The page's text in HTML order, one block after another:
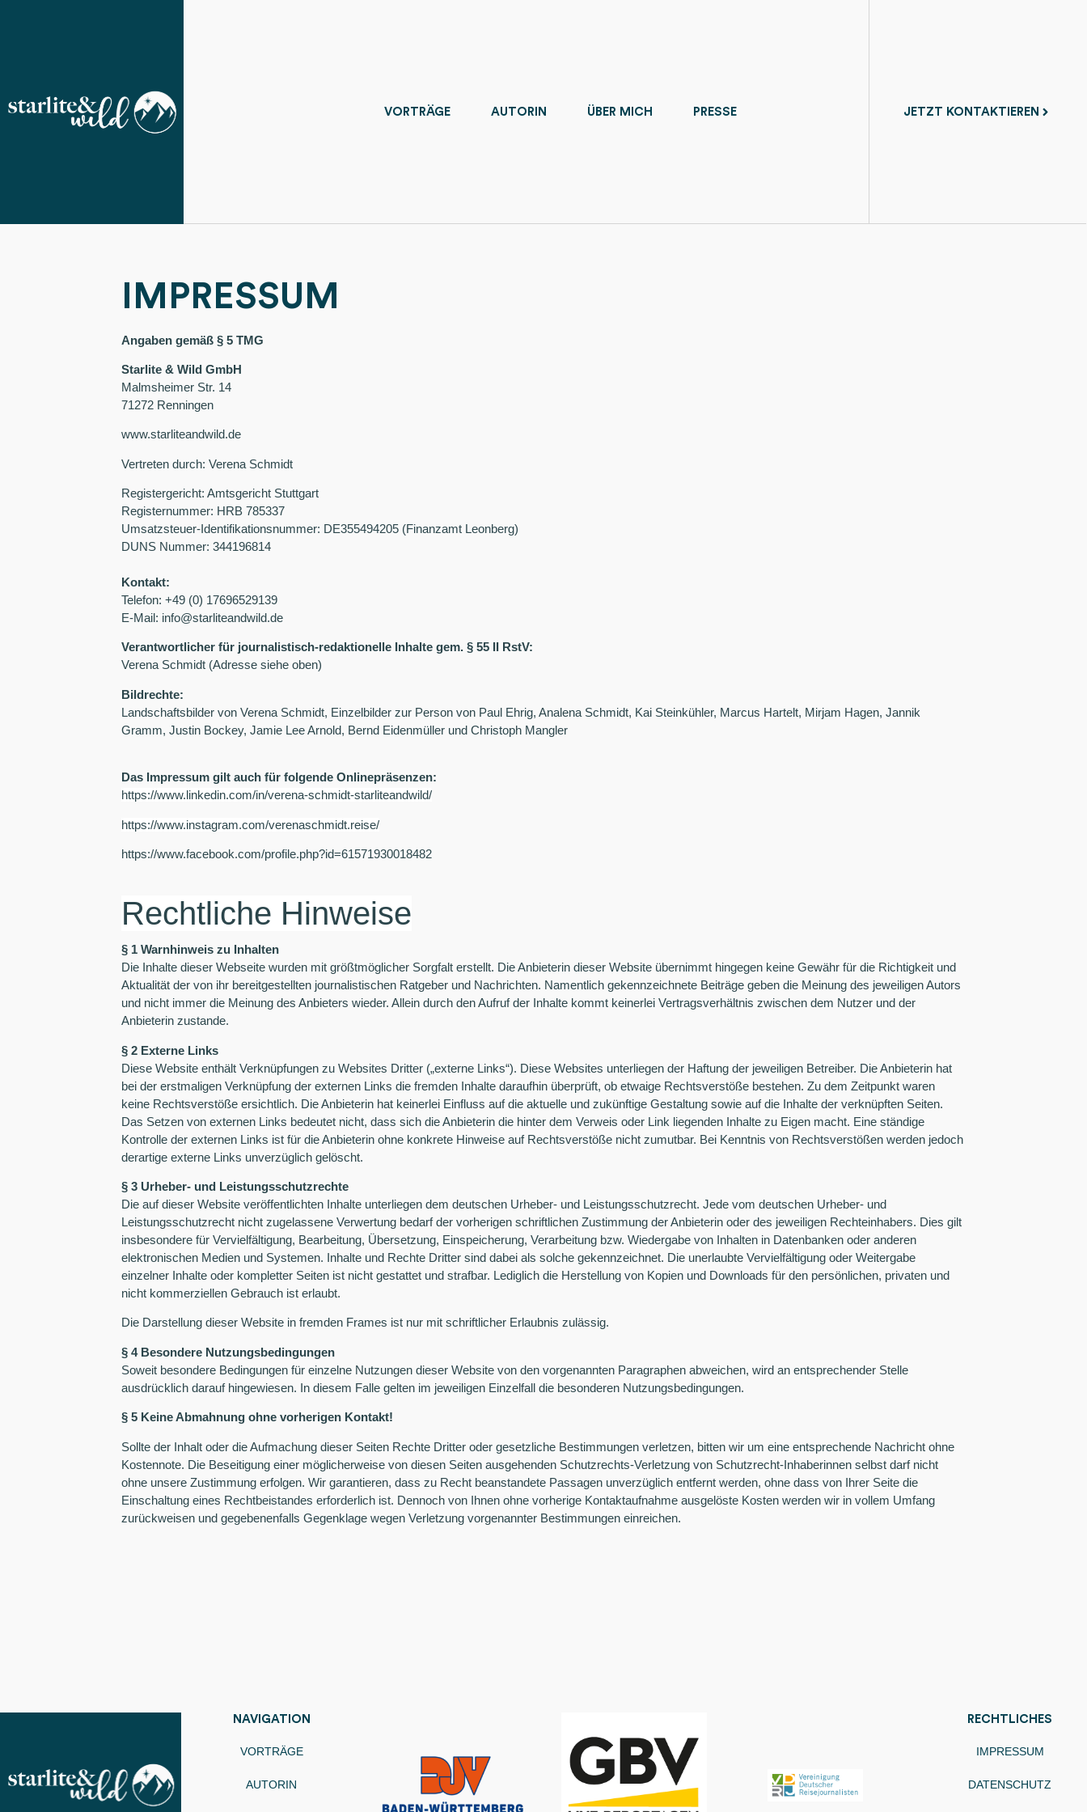
VORTRÄGE AUTORIN ÜBER MICH PRESSE JETZT KONTAKTIEREN
IMPRESSUM
Angaben gemäß § 5 TMG
Starlite & Wild GmbH
Malmsheimer Str. 14
71272 Renningen
www.starliteandwild.de
Vertreten durch: Verena Schmidt
Registergericht: Amtsgericht Stuttgart
Registernummer: HRB 785337
Umsatzsteuer-Identifikationsnummer: DE355494205 (Finanzamt Leonberg)
DUNS Nummer: 344196814
Kontakt:
Telefon: +49 (0) 17696529139
E-Mail: info@starliteandwild.de
Verantwortlicher für journalistisch-redaktionelle Inhalte gem. § 55 II RstV:
Verena Schmidt (Adresse siehe oben)
Bildrechte:
Landschaftsbilder von Verena Schmidt, Einzelbilder zur Person von Paul Ehrig, Analena Schmidt, Kai Steinkühler, Marcus Hartelt, Mirjam Hagen, Jannik
Gramm, Justin Bockey, Jamie Lee Arnold, Bernd Eidenmüller und Christoph Mangler
Das Impressum gilt auch für folgende Onlinepräsenzen:
https://www.linkedin.com/in/verena-schmidt-starliteandwild/
https://www.instagram.com/verenaschmidt.reise/
https://www.facebook.com/profile.php?id=61571930018482
Rechtliche Hinweise
§ 1 Warnhinweis zu Inhalten
Die Inhalte dieser Webseite wurden mit größtmöglicher Sorgfalt erstellt. Die Anbieterin dieser Website übernimmt hingegen keine Gewähr für die Richtigkeit und
Aktualität der von ihr bereitgestellten journalistischen Ratgeber und Nachrichten. Namentlich gekennzeichnete Beiträge geben die Meinung des jeweiligen Autors
und nicht immer die Meinung des Anbieters wieder. Allein durch den Aufruf der Inhalte kommt keinerlei Vertragsverhältnis zwischen dem Nutzer und der
Anbieterin zustande.
§ 2 Externe Links
Diese Website enthält Verknüpfungen zu Websites Dritter („externe Links“). Diese Websites unterliegen der Haftung der jeweiligen Betreiber. Die Anbieterin hat
bei der erstmaligen Verknüpfung der externen Links die fremden Inhalte daraufhin überprüft, ob etwaige Rechtsverstöße bestehen. Zu dem Zeitpunkt waren
keine Rechtsverstöße ersichtlich. Die Anbieterin hat keinerlei Einfluss auf die aktuelle und zukünftige Gestaltung sowie auf die Inhalte der verknüpften Seiten.
Das Setzen von externen Links bedeutet nicht, dass sich die Anbieterin die hinter dem Verweis oder Link liegenden Inhalte zu Eigen macht. Eine ständige
Kontrolle der externen Links ist für die Anbieterin ohne konkrete Hinweise auf Rechtsverstöße nicht zumutbar. Bei Kenntnis von Rechtsverstößen werden jedoch
derartige externe Links unverzüglich gelöscht.
§ 3 Urheber- und Leistungsschutzrechte
Die auf dieser Website veröffentlichten Inhalte unterliegen dem deutschen Urheber- und Leistungsschutzrecht. Jede vom deutschen Urheber- und
Leistungsschutzrecht nicht zugelassene Verwertung bedarf der vorherigen schriftlichen Zustimmung der Anbieterin oder des jeweiligen Rechteinhabers. Dies gilt
insbesondere für Vervielfältigung, Bearbeitung, Übersetzung, Einspeicherung, Verarbeitung bzw. Wiedergabe von Inhalten in Datenbanken oder anderen
elektronischen Medien und Systemen. Inhalte und Rechte Dritter sind dabei als solche gekennzeichnet. Die unerlaubte Vervielfältigung oder Weitergabe
einzelner Inhalte oder kompletter Seiten ist nicht gestattet und strafbar. Lediglich die Herstellung von Kopien und Downloads für den persönlichen, privaten und
nicht kommerziellen Gebrauch ist erlaubt.
Die Darstellung dieser Website in fremden Frames ist nur mit schriftlicher Erlaubnis zulässig.
§ 4 Besondere Nutzungsbedingungen
Soweit besondere Bedingungen für einzelne Nutzungen dieser Website von den vorgenannten Paragraphen abweichen, wird an entsprechender Stelle
ausdrücklich darauf hingewiesen. In diesem Falle gelten im jeweiligen Einzelfall die besonderen Nutzungsbedingungen.
§ 5 Keine Abmahnung ohne vorherigen Kontakt!
Sollte der Inhalt oder die Aufmachung dieser Seiten Rechte Dritter oder gesetzliche Bestimmungen verletzen, bitten wir um eine entsprechende Nachricht ohne
Kostennote. Die Beseitigung einer möglicherweise von diesen Seiten ausgehenden Schutzrechts-Verletzung von Schutzrecht-Inhaberinnen selbst darf nicht
ohne unsere Zustimmung erfolgen. Wir garantieren, dass zu Recht beanstandete Passagen unverzüglich entfernt werden, ohne dass von Ihrer Seite die
Einschaltung eines Rechtbeistandes erforderlich ist. Dennoch von Ihnen ohne vorherige Kontaktaufnahme ausgelöste Kosten werden wir in vollem Umfang
zurückweisen und gegebenenfalls Gegenklage wegen Verletzung vorgenannter Bestimmungen einreichen.
NAVIGATION
VORTRÄGE
AUTORIN
RECHTLICHES
IMPRESSUM
DATENSCHUTZ